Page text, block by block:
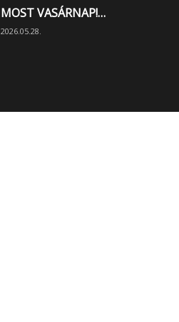
MOST VASÁRNAP!…
2026.05.28.